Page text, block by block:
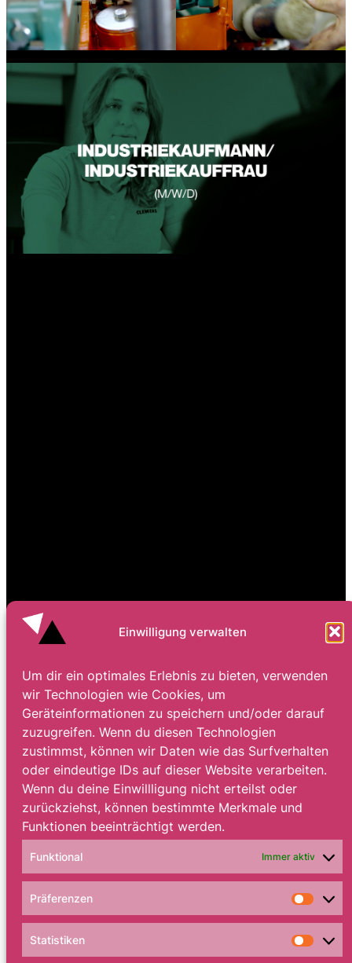
Einwilligung verwalten
Um dir ein optimales Erlebnis zu bieten, verwenden
wir Technologien wie Cookies, um
Geräteinformationen zu speichern und/oder darauf
zuzugreifen. Wenn du diesen Technologien
zustimmst, können wir Daten wie das Surfverhalten
oder eindeutige IDs auf dieser Website verarbeiten.
Wenn du deine Einwillligung nicht erteilst oder
zurückziehst, können bestimmte Merkmale und
Funktionen beeinträchtigt werden.
Funktional Immer aktiv
Präferenzen
Statistiken